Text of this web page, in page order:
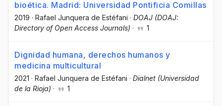
bioética. Madrid: Universidad Pontificia Comillas
2019 · Rafael Junquera de Estéfani · DOAJ (DOAJ:
Directory of Open Access Journals) · 1
Dignidad humana, derechos humanos y
medicina multicultural
2021 · Rafael Junquera de Estéfani · Dialnet (Universidad
de la Rioja) · 1